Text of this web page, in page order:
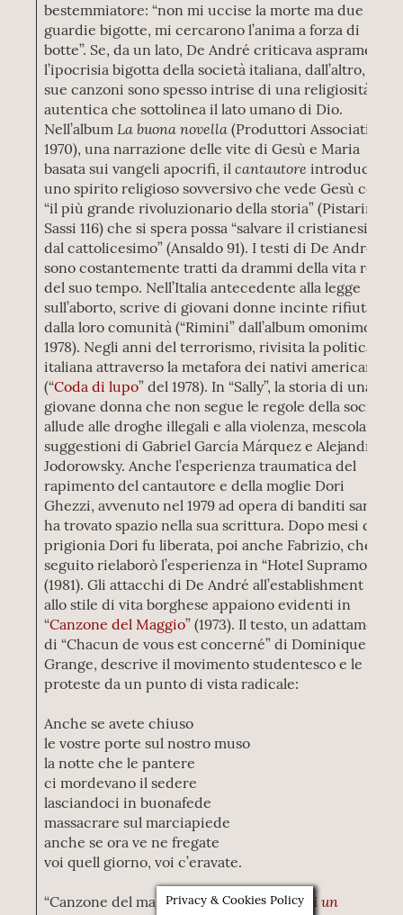
bestemmiatore: “non mi uccise la morte ma due
guardie bigotte, mi cercarono l’anima a forza di
botte”. Se, da un lato, De André criticava aspramente
l’ipocrisia bigotta della società italiana, dall’altro, le
sue canzoni sono spesso intrise di una religiosità
autentica che sottolinea il lato umano di Dio.
Nell’albumLa buona novella (Produttori Associati,
1970), una narrazione delle vite di Gesù e Maria
basata sui vangeli apocrifi, ilcantautore introduce
uno spirito religioso sovversivo che vede Gesù come
“il più grande rivoluzionario della storia” (Pistarini
Sassi 116) che si spera possa “salvare il cristianesimo
dal cattolicesimo” (Ansaldo 91). I testi di De André
sono costantemente tratti da drammi della vita reale
del suo tempo. Nell’Italia antecedente alla legge
sull’aborto, scrive di giovani donne incinte rifiutate
dalla loro comunità (“Rimini” dall’album omonimo del
1978). Negli anni del terrorismo, rivisita la politica
italiana attraverso la metafora dei nativi americani
(“Coda di lupo” del 1978). In “Sally”, la storia di una
giovane donna che non segue le regole della società,
allude alle droghe illegali e alla violenza, mescolando
suggestioni di Gabriel García Márquez e Alejandro
Jodorowsky. Anche l’esperienza traumatica del
rapimento del cantautore e della moglie Dori
Ghezzi, avvenuto nel 1979 ad opera di banditi sardi,
ha trovato spazio nella sua scrittura. Dopo mesi di
prigionia Dori fu liberata, poi anche Fabrizio, che in
seguito rielaborò l’esperienza in “Hotel Supramonte”
(1981). Gli attacchi di De André all’establishment e
allo stile di vita borghese appaiono evidenti in
“Canzone del Maggio” (1973). Il testo, un adattamento
di “Chacun de vous est concerné” di Dominique
Grange, descrive il movimento studentesco e le
proteste da un punto di vista radicale:
Anche se avete chiuso
le vostre porte sul nostro muso
la notte che le pantere
ci mordevano il sedere
lasciandoci in buonafede
massacrare sul marciapiede
anche se ora ve ne fregate
voi quell giorno, voi c’eravate.
“Canzone del maggio” fa parte diStoria di un
Privacy & Cookies Policy